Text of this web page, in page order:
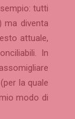
tutti
ma diventa
attuale,
In
la quale
modo di